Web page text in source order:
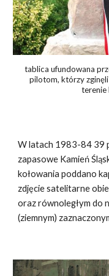
tablica ufundowana
pilotom, którzy
terenie
W latach 1983-84 39
zapasowe Kamień
kołowania poddano
zdjęcie satelitarne
oraz równoległym do
(ziemnym)